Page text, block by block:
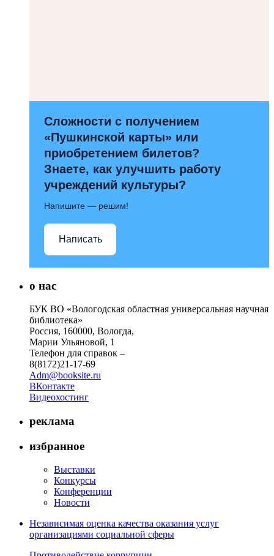
Сложности с получением
«Пушкинской карты» или
приобретением билетов?
Знаете, как улучшить работу
учреждений культуры?
Напишите — решим!
Написать
о нас
БУК ВО «Вологодская областная универсальная научная
библиотека»
Россия, 160000, Вологда,
Марии Ульяновой, 1
Телефон для справок –
8(8172)21-17-69
Adm@booksite.ru
ВКонтакте
Видеохостинг
реклама
избранное
Выставки
Конкурсы
Конференции
Новости
Независимая оценка качества оказания услуг
организациями социальной сферы